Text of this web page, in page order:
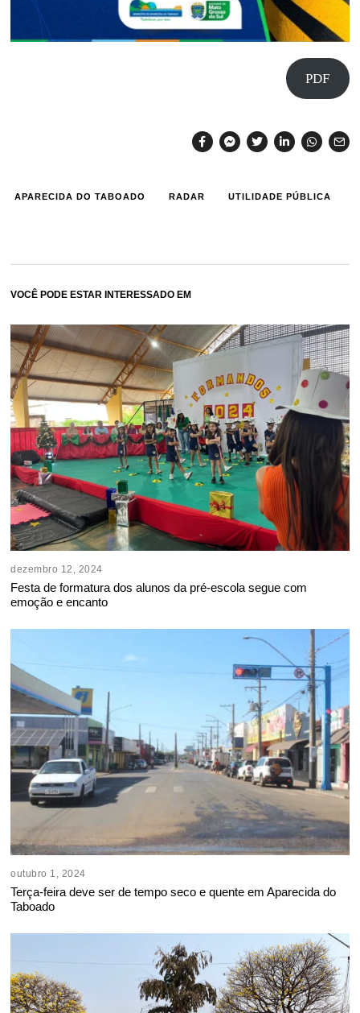
PDF
APARECIDA DO TABOADO RADAR UTILIDADE PÚBLICA
VOCÊ PODE ESTAR INTERESSADO EM
dezembro 12, 2024
Festa de formatura dos alunos da pré-escola segue com
emoção e encanto
outubro 1, 2024
Terça-feira deve ser de tempo seco e quente em Aparecida do
Taboado